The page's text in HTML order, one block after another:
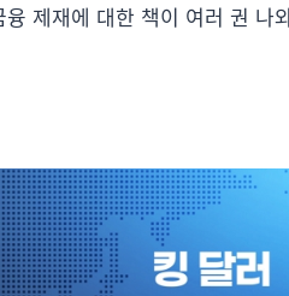
제재에 대한 책이 여러 권